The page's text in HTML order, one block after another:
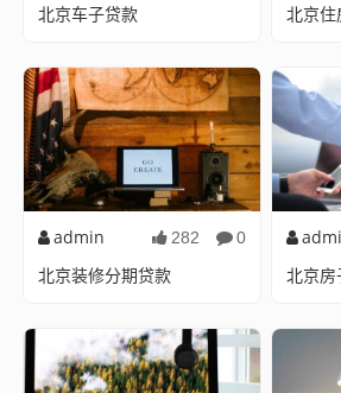
北京车子贷款
经济的高速发展,汽车已成为越
来越多家庭和个人出...
北京
中国
北京作
admin 282 0
北京装修分期贷款
水平的提高和对居住环境品质
的追求，越来越多的人...
北京
着中国
北京